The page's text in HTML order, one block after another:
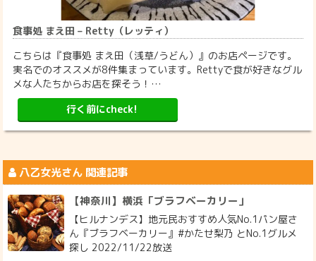
食事処 まえ田 – Retty（レッティ）
こちらは『食事処 まえ田（浅草/うどん）』のお店ページです。
実名でのオススメが8件集まっています。Rettyで食が好きなグル
メな人たちからお店を探そう！…
行く前にcheck!
八乙女光さん 関連記事
【神奈川】横浜「ブラフベーカリー」
【ヒルナンデス】地元民おすすめ人気No.1パン屋さ
ん『ブラフベーカリー』#かたせ梨乃 とNo.1グルメ
探し 2022/11/22放送